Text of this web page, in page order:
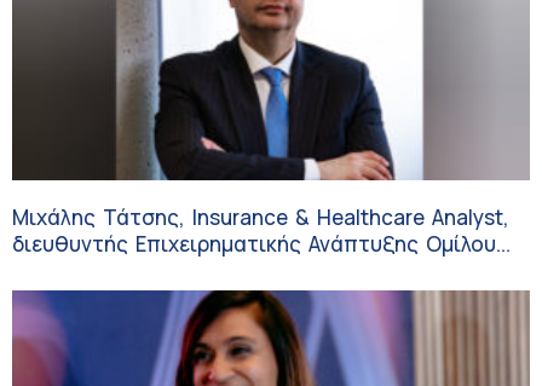
Μιχάλης Τάτσης, Insurance & Healthcare Analyst,
διευθυντής Επιχειρηματικής Ανάπτυξης Ομίλου